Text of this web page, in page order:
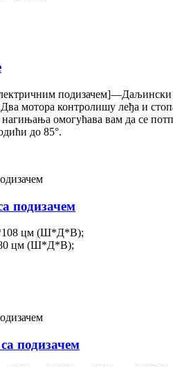
подизачем]—Даљински
Два мотора контролишу леђа и
омогућава вам да се
до 85°.
подизачем
цм (Ш*Д*В);
цм (Ш*Д*В);
подизачем